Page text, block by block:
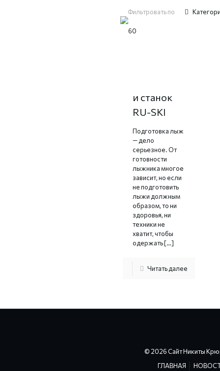
Фильтровать по
и станок
RU-SKI
Подготовка лыж
— дело
серьезное. От
готовности
лыжника многое
зависит, но если
не подготовить
лыжи должным
образом, то ни
здоровья, ни
техники не
хватит, чтобы
одержать[…]
Читать далее
© 2026 Сайт Никиты
ГЛАВНАЯ